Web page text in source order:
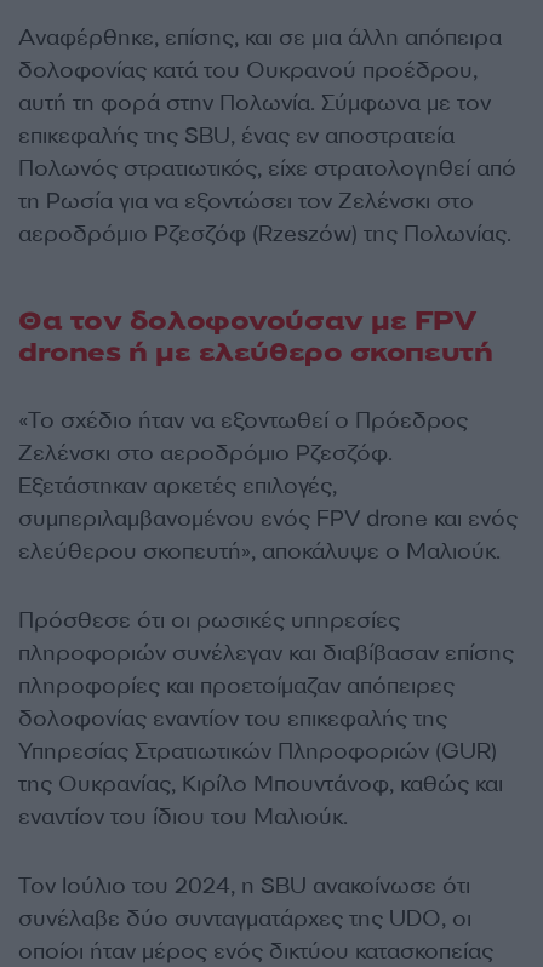
Αναφέρθηκε, επίσης, και σε μια άλλη απόπειρα
δολοφονίας κατά του Ουκρανού προέδρου,
αυτή τη φορά στην Πολωνία. Σύμφωνα με τον
επικεφαλής της SBU, ένας εν αποστρατεία
Πολωνός στρατιωτικός, είχε στρατολογηθεί από
τη Ρωσία για να εξοντώσει τον Ζελένσκι στο
αεροδρόμιο Ρζεσζόφ (Rzeszów) της Πολωνίας.
Θα τον δολοφονούσαν με FPV
drones ή με ελεύθερο σκοπευτή
«Το σχέδιο ήταν να εξοντωθεί ο Πρόεδρος
Ζελένσκι στο αεροδρόμιο Ρζεσζόφ.
Εξετάστηκαν αρκετές επιλογές,
συμπεριλαμβανομένου ενός FPV drone και ενός
ελεύθερου σκοπευτή», αποκάλυψε ο Μαλιούκ.
Πρόσθεσε ότι οι ρωσικές υπηρεσίες
πληροφοριών συνέλεγαν και διαβίβασαν επίσης
πληροφορίες και προετοίμαζαν απόπειρες
δολοφονίας εναντίον του επικεφαλής της
Υπηρεσίας Στρατιωτικών Πληροφοριών (GUR)
της Ουκρανίας, Κιρίλο Μπουντάνοφ, καθώς και
εναντίον του ίδιου του Μαλιούκ.
Τον Ιούλιο του 2024, η SBU ανακοίνωσε ότι
συνέλαβε δύο συνταγματάρχες της UDO, οι
οποίοι ήταν μέρος ενός δικτύου κατασκοπείας